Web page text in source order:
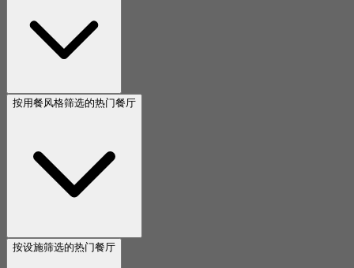
按用餐风格筛选的热门餐厅
按设施筛选的热门餐厅